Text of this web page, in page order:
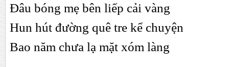
Đâu bóng mẹ bên liếp cải vàng
Hun hút đường quê tre kể chuyện
Bao năm chưa lạ mặt xóm làng